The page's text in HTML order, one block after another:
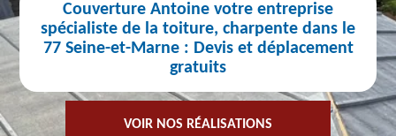
Couverture Antoine votre entreprise
spécialiste de la toiture, charpente dans le
77 Seine-et-Marne : Devis et déplacement
gratuits
VOIR NOS RÉALISATIONS